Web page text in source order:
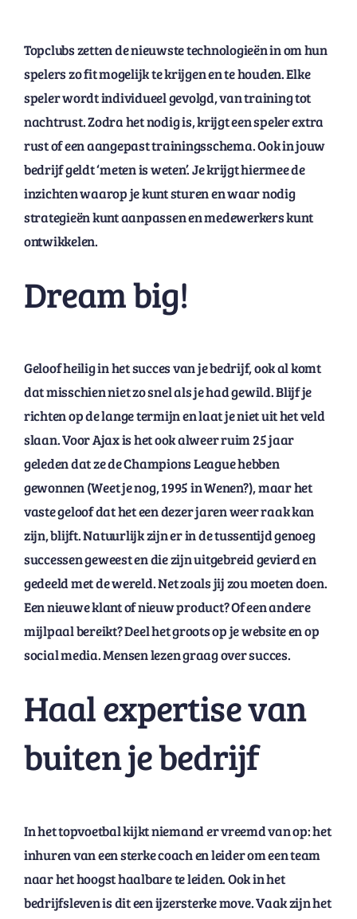
Topclubs zetten de nieuwste technologieën in om hun
spelers zo fit mogelijk te krijgen en te houden. Elke
speler wordt individueel gevolgd, van training tot
nachtrust. Zodra het nodig is, krijgt een speler extra
rust of een aangepast trainingsschema. Ook in jouw
bedrijf geldt ‘meten is weten’. Je krijgt hiermee de
inzichten waarop je kunt sturen en waar nodig
strategieën kunt aanpassen en medewerkers kunt
ontwikkelen.
Dream big!
Geloof heilig in het succes van je bedrijf, ook al komt
dat misschien niet zo snel als je had gewild. Blijf je
richten op de lange termijn en laat je niet uit het veld
slaan. Voor Ajax is het ook alweer ruim 25 jaar
geleden dat ze de Champions League hebben
gewonnen (Weet je nog, 1995 in Wenen?), maar het
vaste geloof dat het een dezer jaren weer raak kan
zijn, blijft. Natuurlijk zijn er in de tussentijd genoeg
successen geweest en die zijn uitgebreid gevierd en
gedeeld met de wereld. Net zoals jij zou moeten doen.
Een nieuwe klant of nieuw product? Of een andere
mijlpaal bereikt? Deel het groots op je website en op
social media. Mensen lezen graag over succes.
Haal expertise van
buiten je bedrijf
In het topvoetbal kijkt niemand er vreemd van op: het
inhuren van een sterke coach en leider om een team
naar het hoogst haalbare te leiden. Ook in het
bedrijfsleven is dit een ijzersterke move. Vaak zijn het